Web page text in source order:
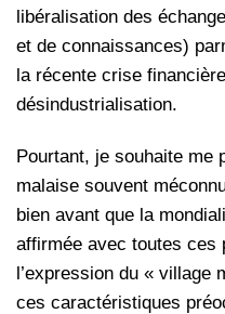
libéralisation des
et de connaissances)
la récente crise
désindustrialisation.
Pourtant, je souhaite me
malaise souvent
bien avant que la
affirmée avec toutes ces
l’expression du « village
ces caractéristiques